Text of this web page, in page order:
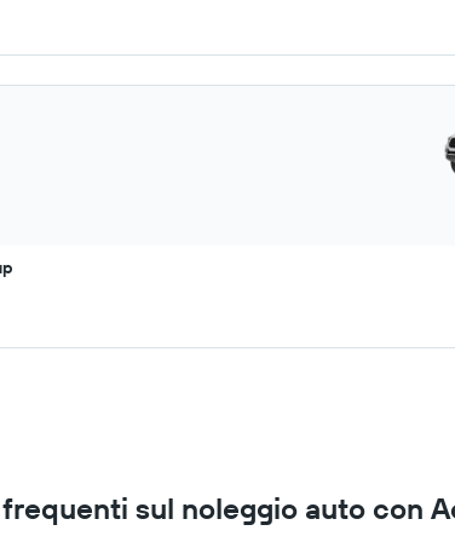
sul noleggio auto con